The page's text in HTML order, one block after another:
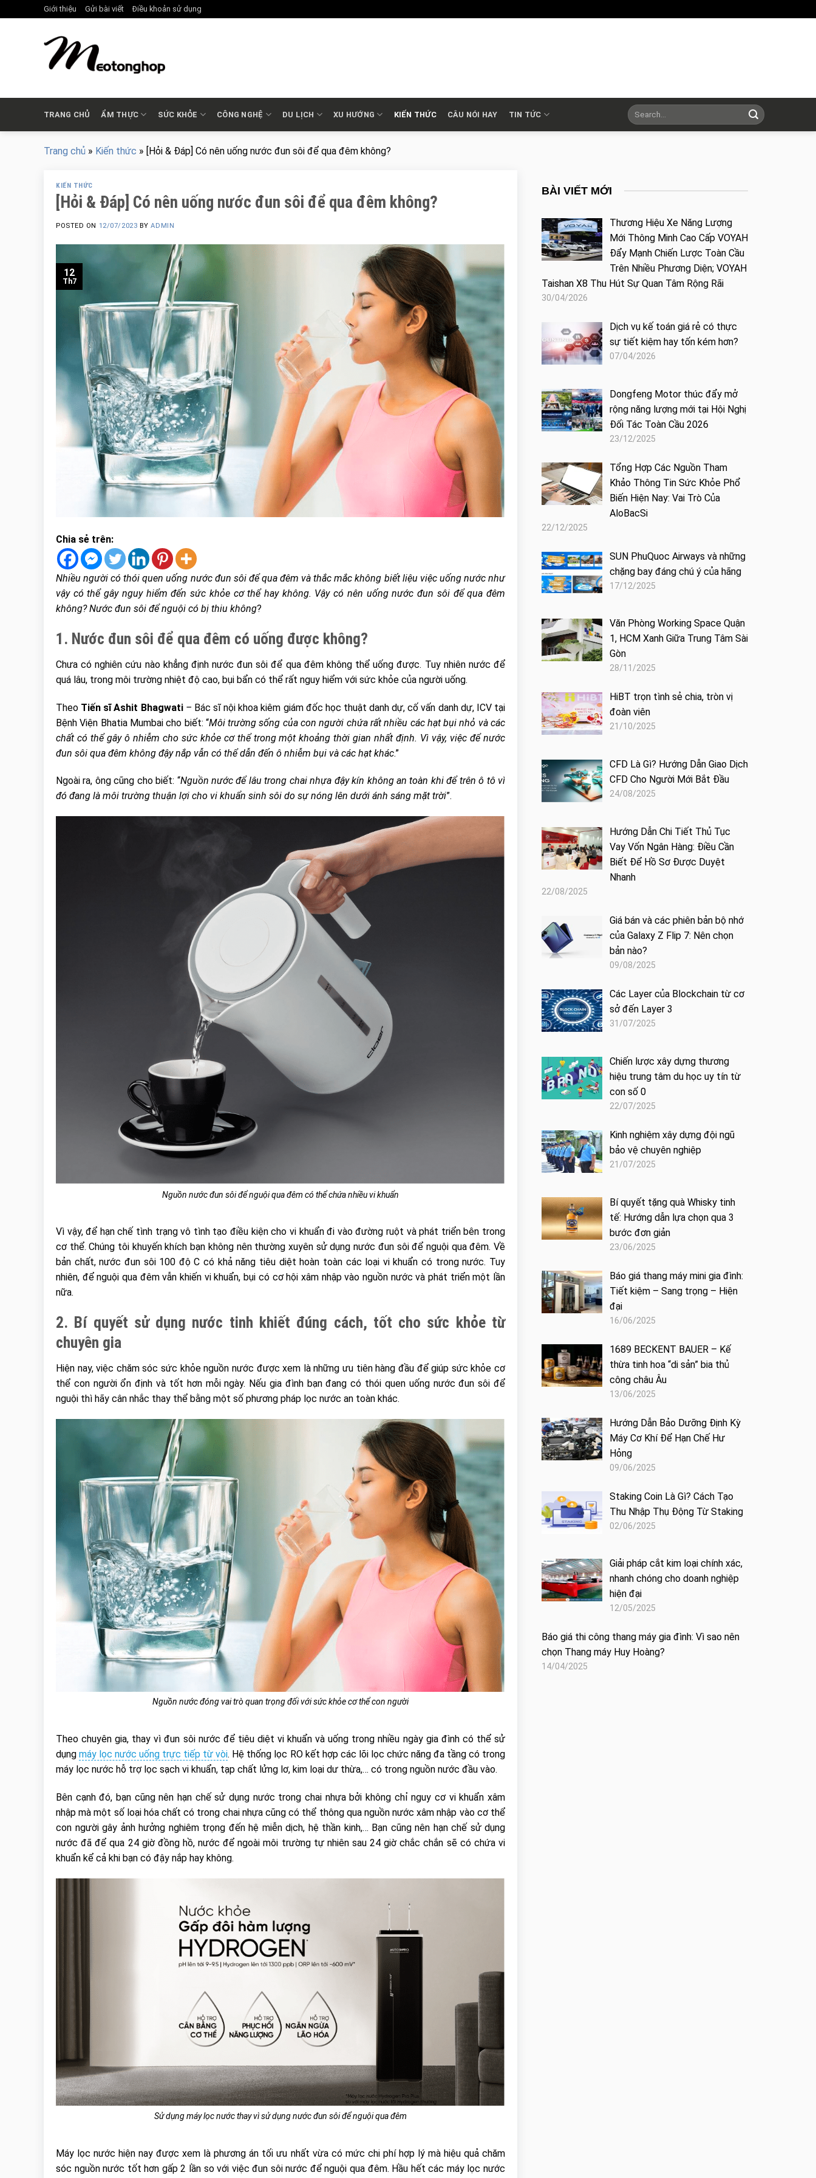
to
Giới thiệu Gửi bài viết Điều khoản sử dụng
TRANG CHỦ ẨM THỰC SỨC KHỎE CÔNG NGHỆ DU LỊCH XU HƯỚNG KIẾN THỨC CÂU NÓI HAY TIN TỨC
Trang chủ » Kiến thức » [Hỏi & Đáp] Có nên uống nước đun sôi để qua đêm không?
KIẾN THỨC
[Hỏi & Đáp] Có nên uống nước đun sôi để qua đêm không?
POSTED ON 12/07/2023 BYADMIN
12
Th7
Chia sẻ trên:
Nhiều người có thói quen uống nước đun sôi để qua đêm và thắc mắc không biết liệu việc uống nước như
vậy có thể gây nguy hiểm đến sức khỏe cơ thể hay không. Vậy có nên uống nước đun sôi để qua đêm
không? Nước đun sôi để nguội có bị thiu không?
1. Nước đun sôi để qua đêm có uống được không?
Chưa có nghiên cứu nào khẳng định nước đun sôi để qua đêm không thể uống được. Tuy nhiên nước để
quá lâu, trong môi trường nhiệt độ cao, bụi bẩn có thể rất nguy hiểm với sức khỏe của người uống.
Theo Tiến sĩ Ashit Bhagwati – Bác sĩ nội khoa kiêm giám đốc học thuật danh dự, cố vấn danh dự, ICV tại
Bệnh Viện Bhatia Mumbai cho biết: “Môi trường sống của con người chứa rất nhiều các hạt bụi nhỏ và các
chất có thể gây ô nhiễm cho sức khỏe cơ thể trong một khoảng thời gian nhất định. Vì vậy, việc để nước
đun sôi qua đêm không đậy nắp vẫn có thể dẫn đến ô nhiễm bụi và các hạt khác.”
Ngoài ra, ông cũng cho biết: “Nguồn nước để lâu trong chai nhựa đậy kín không an toàn khi để trên ô tô vì
đó đang là môi trường thuận lợi cho vi khuẩn sinh sôi do sự nóng lên dưới ánh sáng mặt trời”.
Nguồn nước đun sôi để nguội qua đêm có thể chứa nhiều vi khuẩn
Vì vậy, để hạn chế tình trạng vô tình tạo điều kiện cho vi khuẩn đi vào đường ruột và phát triển bên trong
cơ thể. Chúng tôi khuyến khích bạn không nên thường xuyên sử dụng nước đun sôi để nguội qua đêm. Về
bản chất, nước đun sôi 100 độ C có khả năng tiêu diệt hoàn toàn các loại vi khuẩn có trong nước. Tuy
nhiên, để nguội qua đêm vẫn khiến vi khuẩn, bụi có cơ hội xâm nhập vào nguồn nước và phát triển một lần
nữa.
2. Bí quyết sử dụng nước tinh khiết đúng cách, tốt cho sức khỏe từ
chuyên gia
Hiện nay, việc chăm sóc sức khỏe nguồn nước được xem là những ưu tiên hàng đầu để giúp sức khỏe cơ
thể con người ổn định và tốt hơn mỗi ngày. Nếu gia đình bạn đang có thói quen uống nước đun sôi để
nguội thì hãy cân nhắc thay thể bằng một số phương pháp lọc nước an toàn khác.
Nguồn nước đóng vai trò quan trọng đối với sức khỏe cơ thể con người
Theo chuyên gia, thay vì đun sôi nước để tiêu diệt vi khuẩn và uống trong nhiều ngày gia đình có thể sử
dụngmáy lọc nước uống trực tiếp từ vòi. Hệ thống lọc RO kết hợp các lõi lọc chức năng đa tầng có trong
máy lọc nước hỗ trợ lọc sạch vi khuẩn, tạp chất lửng lơ, kim loại dư thừa,… có trong nguồn nước đầu vào.
Bên cạnh đó, bạn cũng nên hạn chế sử dụng nước trong chai nhựa bởi không chỉ nguy cơ vi khuẩn xâm
nhập mà một số loại hóa chất có trong chai nhựa cũng có thể thông qua nguồn nước xâm nhập vào cơ thể
con người gây ảnh hưởng nghiêm trọng đến hệ miễn dịch, hệ thần kinh,… Bạn cũng nên hạn chế sử dụng
nước đã để qua 24 giờ đồng hồ, nước để ngoài môi trường tự nhiên sau 24 giờ chắc chắn sẽ có chứa vi
khuẩn kể cả khi bạn có đậy nắp hay không.
Sử dụng máy lọc nước thay vì sử dụng nước đun sôi để nguội qua đêm
Máy lọc nước hiện nay được xem là phương án tối ưu nhất vừa có mức chi phí hợp lý mà hiệu quả chăm
sóc nguồn nước tốt hơn gấp 2 lần so với việc đun sôi nước để nguội qua đêm. Hầu hết các máy lọc nước
BÀI VIẾT MỚI
Thương Hiệu Xe Năng Lượng
Mới Thông Minh Cao Cấp VOYAH
Đẩy Mạnh Chiến Lược Toàn Cầu
Trên Nhiều Phương Diện; VOYAH
Taishan X8 Thu Hút Sự Quan Tâm Rộng Rãi
30/04/2026
Dịch vụ kế toán giá rẻ có thực
sự tiết kiệm hay tốn kém hơn?
07/04/2026
Dongfeng Motor thúc đẩy mở
rộng năng lượng mới tại Hội Nghị
Đối Tác Toàn Cầu 2026
23/12/2025
Tổng Hợp Các Nguồn Tham
Khảo Thông Tin Sức Khỏe Phổ
Biến Hiện Nay: Vai Trò Của
AloBacSi
22/12/2025
SUN PhuQuoc Airways và những
chặng bay đáng chú ý của hãng
17/12/2025
Văn Phòng Working Space Quận
1, HCM Xanh Giữa Trung Tâm Sài
Gòn
28/11/2025
HiBT trọn tình sẻ chia, tròn vị
đoàn viên
21/10/2025
CFD Là Gì? Hướng Dẫn Giao Dịch
CFD Cho Người Mới Bắt Đầu
24/08/2025
Hướng Dẫn Chi Tiết Thủ Tục
Vay Vốn Ngân Hàng: Điều Cần
Biết Để Hồ Sơ Được Duyệt
Nhanh
22/08/2025
Giá bán và các phiên bản bộ nhớ
của Galaxy Z Flip 7: Nên chọn
bản nào?
09/08/2025
Các Layer của Blockchain từ cơ
sở đến Layer 3
31/07/2025
Chiến lược xây dựng thương
hiệu trung tâm du học uy tín từ
con số 0
22/07/2025
Kinh nghiệm xây dựng đội ngũ
bảo vệ chuyên nghiệp
21/07/2025
Bí quyết tặng quà Whisky tinh
tế: Hướng dẫn lựa chọn qua 3
bước đơn giản
23/06/2025
Báo giá thang máy mini gia đình:
Tiết kiệm – Sang trọng – Hiện
đại
16/06/2025
1689 BECKENT BAUER – Kế
thừa tinh hoa “di sản” bia thủ
công châu Âu
13/06/2025
Hướng Dẫn Bảo Dưỡng Định Kỳ
Máy Cơ Khí Để Hạn Chế Hư
Hỏng
09/06/2025
Staking Coin Là Gì? Cách Tạo
Thu Nhập Thụ Động Từ Staking
02/06/2025
Giải pháp cắt kim loại chính xác,
nhanh chóng cho doanh nghiệp
hiện đại
12/05/2025
Báo giá thi công thang máy gia đình: Vì sao nên
chọn Thang máy Huy Hoàng?
14/04/2025